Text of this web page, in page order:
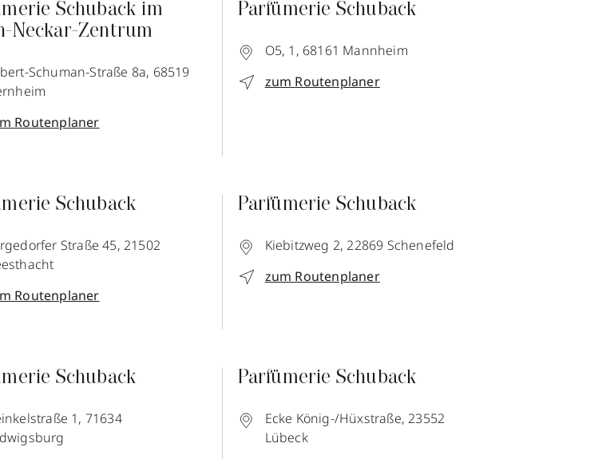
Schuback im
Neckar-Zentrum
Schuman-Straße 8a, 68519
Routenplaner
Parfümerie Schuback
O5, 1, 68161 Mannheim
zum Routenplaner
Schuback
Straße 45, 21502
Routenplaner
Parfümerie Schuback
Kiebitzweg 2, 22869 Schenefeld
zum Routenplaner
Schuback
1, 71634
Parfümerie Schuback
Ecke König-/Hüxstraße, 23552
Lübeck